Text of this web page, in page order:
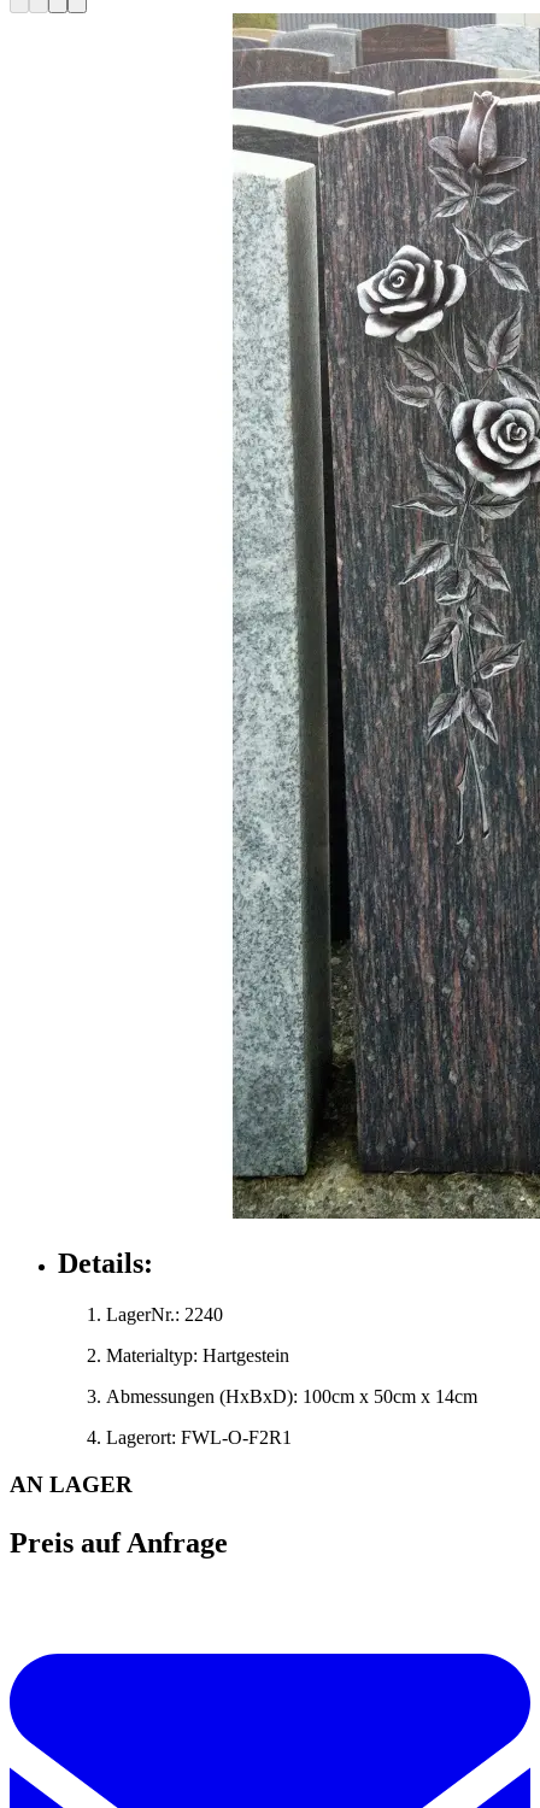
Details:
LagerNr.: 2240
Materialtyp: Hartgestein
Abmessungen (HxBxD): 100cm x 50cm x 14cm
Lagerort: FWL-O-F2R1
AN LAGER
Preis auf Anfrage